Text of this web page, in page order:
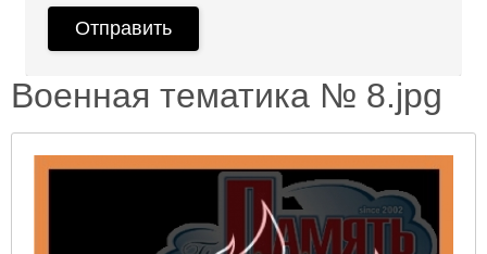
Военная тематика № 8.jpg